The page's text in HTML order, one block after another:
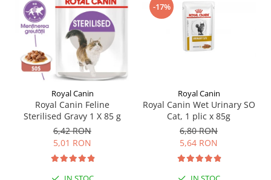
Royal Canin
Royal Canin Feline
Sterilised Gravy 1 X 85 g
6,42 RON
5,01 RON
-17%
Royal Canin
Royal Canin Wet Urinary SO
Cat, 1 plic x 85g
6,80 RON
5,64 RON